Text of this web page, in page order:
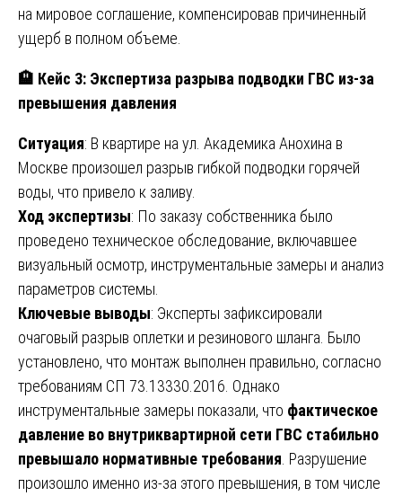
на мировое соглашение, компенсировав причиненный
ущерб в полном объеме.
🏨 Кейс 3: Экспертиза разрыва подводки ГВС из-за
превышения давления
Ситуация: В квартире на ул. Академика Анохина в
Москве произошел разрыв гибкой подводки горячей
воды, что привело к заливу.
Ход экспертизы: По заказу собственника было
проведено техническое обследование, включавшее
визуальный осмотр, инструментальные замеры и анализ
параметров системы.
Ключевые выводы: Эксперты зафиксировали
очаговый разрыв оплетки и резинового шланга. Было
установлено, что монтаж выполнен правильно, согласно
требованиям СП 73.13330.2016. Однако
инструментальные замеры показали, что фактическое
давление во внутриквартирной сети ГВС стабильно
превышало нормативные требования . Разрушение
произошло именно из-за этого превышения, в том числе